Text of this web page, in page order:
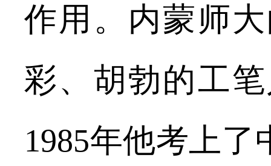
作用。内蒙师
彩、胡勃的工
1985年他考上